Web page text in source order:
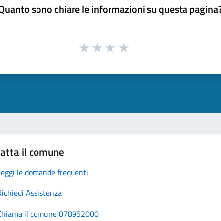
sono chiare le informazioni su questa
il comune
le domande frequenti
Assistenza
il comune 078952000